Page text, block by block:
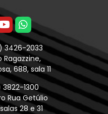
3426-2033
Ragazzine,
688, sala 11
3822-1300
Rua Getúlio
28 e 31